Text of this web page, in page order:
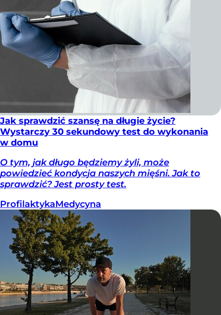
Jak sprawdzić szansę na długie życie?
Wystarczy 30 sekundowy test do wykonania
w domu
O tym, jak długo będziemy żyli, może
powiedzieć kondycja naszych mięśni. Jak to
sprawdzić? Jest prosty test.
ProfilaktykaMedycyna